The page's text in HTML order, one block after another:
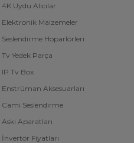
4K Uydu Alıcılar
Elektronik Malzemeler
Seslendirme Hoparlörleri
Tv Yedek Parça
IP Tv Box
Enstrüman Aksesuarları
Cami Seslendirme
Askı Aparatları
İnvertör Fiyatları